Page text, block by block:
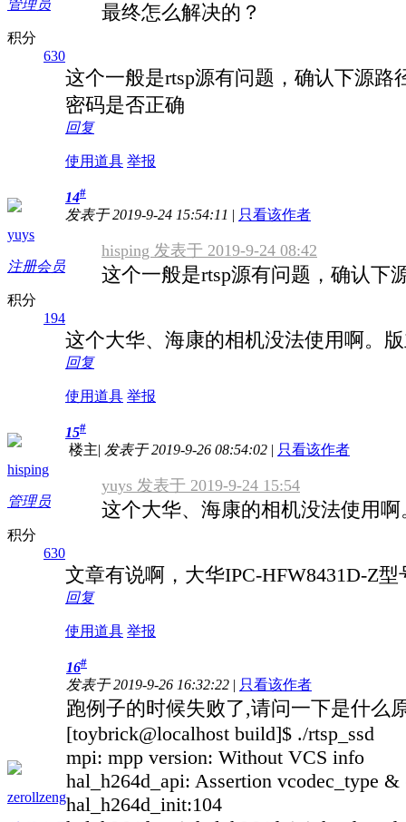
管理员
积分
630
最终怎么解决的？
这个一般是rtsp源有问题，确认下源路
密码是否正确
回复
使用道具 举报
yuys
注册会员
积分
194
14#
发表于 2019-9-24 15:54:11 | 只看该作者
hisping 发表于 2019-9-24 08:42
这个一般是rtsp源有问题，确认下
这个大华、海康的相机没法使用啊。
回复
使用道具 举报
hisping
管理员
积分
630
15#
楼主| 发表于 2019-9-26 08:54:02 | 只看该作者
yuys 发表于 2019-9-24 15:54
这个大华、海康的相机没法使用
文章有说啊，大华IPC-HFW8431D-Z型
回复
使用道具 举报
zerollzeng
16#
发表于 2019-9-26 16:32:22 | 只看该作者
跑例子的时候失败了,请问一下是什么
[toybrick@localhost build]$ ./rtsp_ssd
mpi: mpp version: Without VCS info
hal_h264d_api: Assertion vcodec_type
hal_h264d_init:104